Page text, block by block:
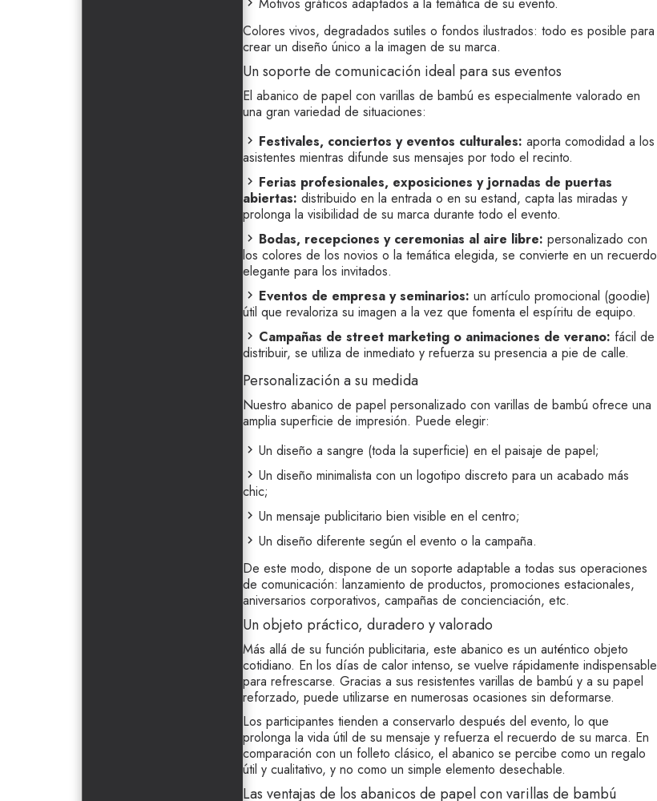
Colores vivos, degradados sutiles o fondos ilustrados: todo es posible para
crear un diseño único a la imagen de su marca.
Un soporte de comunicación ideal para sus eventos
El abanico de papel con varillas de bambú es especialmente valorado en
una gran variedad de situaciones:
Festivales, conciertos y eventos culturales: aporta comodidad a los
asistentes mientras difunde sus mensajes por todo el recinto.
Ferias profesionales, exposiciones y jornadas de puertas
abiertas: distribuido en la entrada o en su estand, capta las miradas y
prolonga la visibilidad de su marca durante todo el evento.
Bodas, recepciones y ceremonias al aire libre: personalizado con
los colores de los novios o la temática elegida, se convierte en un recuerdo
elegante para los invitados.
Eventos de empresa y seminarios: un artículo promocional (goodie)
útil que revaloriza su imagen a la vez que fomenta el espíritu de equipo.
Campañas de street marketing o animaciones de verano: fácil de
distribuir, se utiliza de inmediato y refuerza su presencia a pie de calle.
Personalización a su medida
Nuestro abanico de papel personalizado con varillas de bambú ofrece una
amplia superficie de impresión. Puede elegir:
Un diseño a sangre (toda la superficie) en el paisaje de papel;
Un diseño minimalista con un logotipo discreto para un acabado más
chic;
Un mensaje publicitario bien visible en el centro;
Un diseño diferente según el evento o la campaña.
De este modo, dispone de un soporte adaptable a todas sus operaciones
de comunicación: lanzamiento de productos, promociones estacionales,
aniversarios corporativos, campañas de concienciación, etc.
Un objeto práctico, duradero y valorado
Más allá de su función publicitaria, este abanico es un auténtico objeto
cotidiano. En los días de calor intenso, se vuelve rápidamente indispensable
para refrescarse. Gracias a sus resistentes varillas de bambú y a su papel
reforzado, puede utilizarse en numerosas ocasiones sin deformarse.
Los participantes tienden a conservarlo después del evento, lo que
prolonga la vida útil de su mensaje y refuerza el recuerdo de su marca. En
comparación con un folleto clásico, el abanico se percibe como un regalo
útil y cualitativo, y no como un simple elemento desechable.
Las ventajas de los abanicos de papel con varillas de bambú